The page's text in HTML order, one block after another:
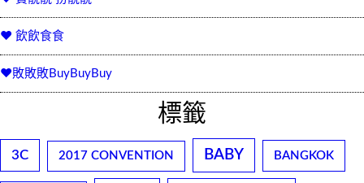
♥ 飲飲食食
♥敗敗敗BuyBuyBuy
標籤
3C 2017 CONVENTION BABY BANGKOK